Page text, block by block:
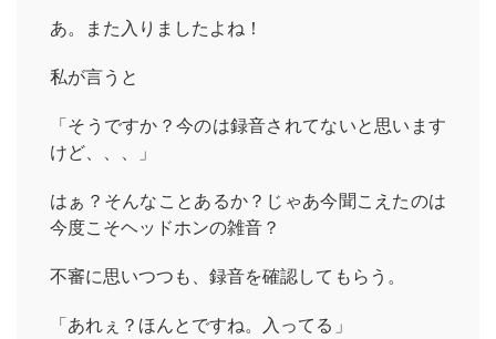
あ。また入りましたよね！
私が言うと
「そうですか？今のは録音されてないと思います
けど、、、」
はぁ？そんなことあるか？じゃあ今聞こえたのは
今度こそヘッドホンの雑音？
不審に思いつつも、録音を確認してもらう。
「あれぇ？ほんとですね。入ってる」